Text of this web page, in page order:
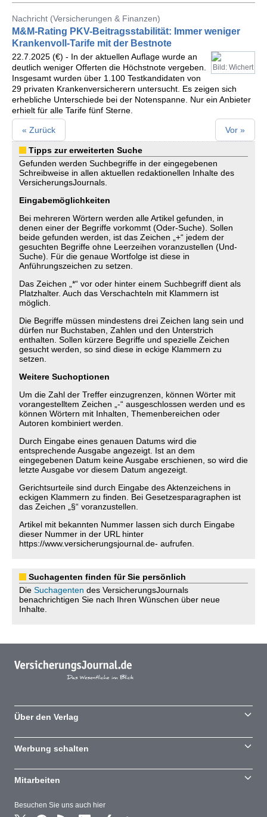
Nachricht (Versicherungen & Finanzen)
M&M-Rating PKV-Beitragsstabilität: Immer weniger
Krankenvoll-Tarife mit der Bestnote
Bild: Wichert
22.7.2025 (€) - In der aktuellen Auflage wurde an
deutlich weniger Offerten die Höchstnote vergeben.
Insgesamt wurden über 1.100 Testkandidaten von
29 privaten Krankenversicherern untersucht. Es zeigen sich
erhebliche Unterschiede bei der Notenspanne. Nur ein Anbieter
erhielt für alle Tarife fünf Sterne.
« Zurück Vor »
Tipps zur erweiterten Suche
Gefunden werden Suchbegriffe in der eingegebenen
Schreibweise in allen aktuellen redaktionellen Inhalte des
VersicherungsJournals.
Eingabemöglichkeiten
Bei mehreren Wörtern werden alle Artikel gefunden, in
denen einer der Begriffe vorkommt (Oder-Suche). Sollen
beide gefunden werden, ist das Zeichen „+“ jedem der
gesuchten Begriffe ohne Leerzeihen voranzustellen (Und-
Suche). Für die genaue Wortfolge ist diese in
Anführungszeichen zu setzen.
Das Zeichen „*“ vor oder hinter einem Suchbegriff dient als
Platzhalter. Auch das Verschachteln mit Klammern ist
möglich.
Die Begriffe müssen mindestens drei Zeichen lang sein und
dürfen nur Buchstaben, Zahlen und den Unterstrich
enthalten. Sollen kürzere Begriffe und spezielle Zeichen
gesucht werden, so sind diese in eckige Klammern zu
setzen.
Weitere Suchoptionen
Um die Zahl der Treffer einzugrenzen, können Wörter mit
vorangestelltem Zeichen „-“ ausgeschlossen werden und es
können Wörtern mit Inhalten, Themenbereichen oder
Autoren kombiniert werden.
Durch Eingabe eines genauen Datums wird die
entsprechende Ausgabe angezeigt. Ist an dem
eingegebenen Datum keine Ausgabe erschienen, so wird die
letzte Ausgabe vor diesem Datum angezeigt.
Gerichtsurteile sind durch Eingabe des Aktenzeichens in
eckigen Klammern zu finden. Bei Gesetzesparagraphen ist
das Zeichen „§“ voranzustellen.
Artikel mit bekannten Nummer lassen sich durch Eingabe
dieser Nummer in der URL hinter
https://www.versicherungsjournal.de- aufrufen.
Suchagenten finden für Sie persönlich
Die Suchagenten des VersicherungsJournals
benachrichtigen Sie nach Ihren Wünschen über neue
Inhalte.
Besuchen Sie uns auch hier
Über den Verlag
Werbung schalten
Mitarbeiten